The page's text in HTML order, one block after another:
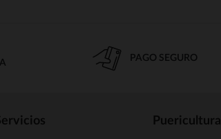
PAGO SEGURO
Puericultura